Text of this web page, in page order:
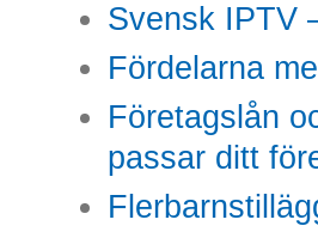
Svensk IPTV
Fördelarna
Företagslån
passar ditt